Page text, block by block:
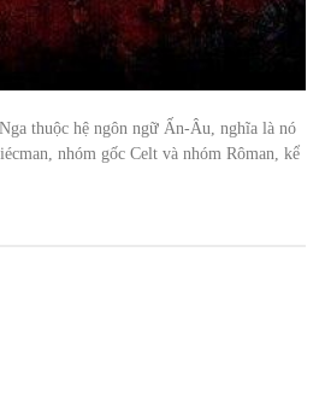
thuộc hệ ngôn ngữ Ấn-Âu, nghĩa là nó
nhóm gốc Celt và nhóm Rôman, kể